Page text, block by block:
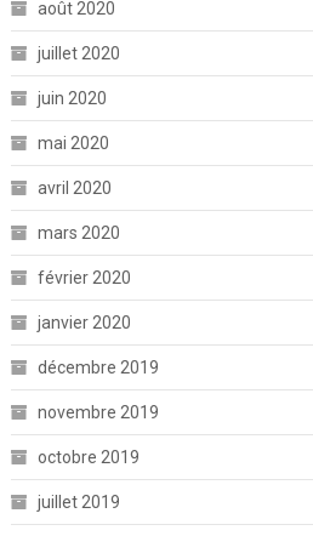
août 2020
juillet 2020
juin 2020
mai 2020
avril 2020
mars 2020
février 2020
janvier 2020
décembre 2019
novembre 2019
octobre 2019
juillet 2019